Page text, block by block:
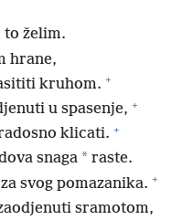
to želim.
hrane,
kruhom. +
u spasenje, +
klicati. +
snaga * raste.
svog pomazanika. +
sramotom,